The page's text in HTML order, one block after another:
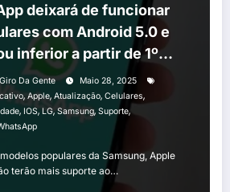
deixará de funcionar
com Android 5.0 e
inferior a partir de 1º
Da Gente
Maio 28, 2025
, Apple, Atualização, Celulares,
, IOS,LG,Samsung, Suporte,
populares da Samsung, Apple
terão mais suporte ao…